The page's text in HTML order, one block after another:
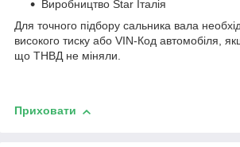
Виробництво Star Італія
Для точного підбору сальника вала
високого тиску або VIN-Код автомобіля,
що ТНВД не міняли.
Приховати